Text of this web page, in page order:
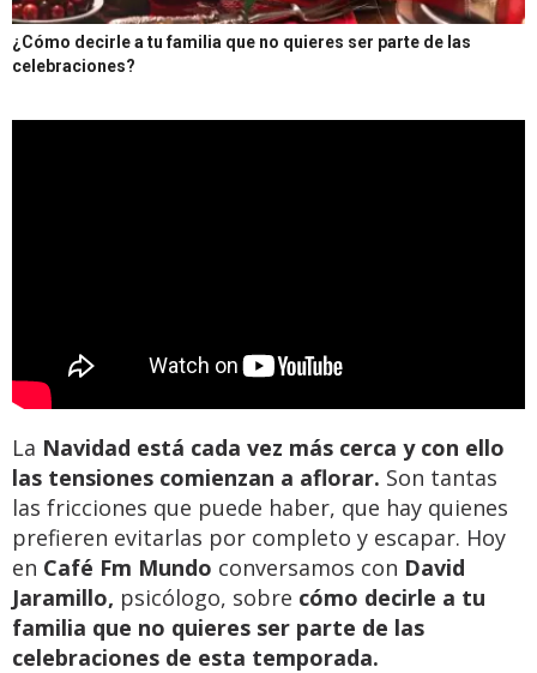
¿Cómo decirle a tu familia que no quieres ser parte de las
celebraciones?
La Navidad está cada vez más cerca y con ello
las tensiones comienzan a aflorar. Son tantas
las fricciones que puede haber, que hay quienes
prefieren evitarlas por completo y escapar. Hoy
en Café Fm Mundo conversamos con David
Jaramillo, psicólogo, sobre cómo decirle a tu
familia que no quieres ser parte de las
celebraciones de esta temporada.